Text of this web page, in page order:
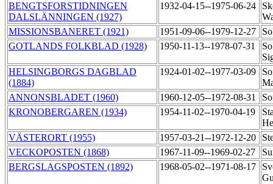
BENGTSFORSTIDNINGEN
DALSLÄNNINGEN (1927)
1932-04-15--1975-06-24
MISSIONSBANERET (1921)
1951-09-06--1979-12-27
GOTLANDS FOLKBLAD (1928)
1950-11-13--1978-07-31
HELSINGBORGS DAGBLAD
(1884)
1924-01-02--1977-03-09
ANNONSBLADET (1960)
1960-12-05--1972-08-31
KRONOBERGAREN (1934)
1954-11-02--1970-04-19
VÄSTERORT (1955)
1957-03-21--1972-12-20
VECKOPOSTEN (1868)
1967-11-09--1969-02-27
BERGSLAGSPOSTEN (1892)
1968-05-02--1971-08-17